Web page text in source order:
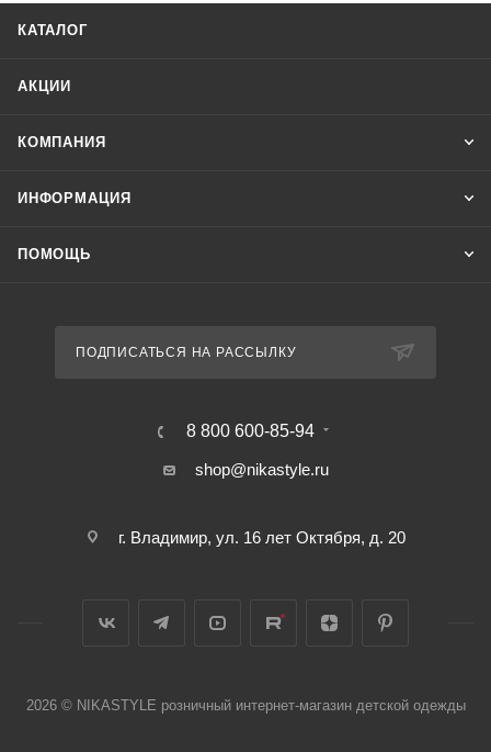
КАТАЛОГ
АКЦИИ
КОМПАНИЯ
ИНФОРМАЦИЯ
ПОМОЩЬ
ПОДПИСАТЬСЯ НА РАССЫЛКУ
8 800 600-85-94
shop@nikastyle.ru
г. Владимир, ул. 16 лет Октября, д. 20
2026 © NIKASTYLE розничный интернет-магазин детской одежды